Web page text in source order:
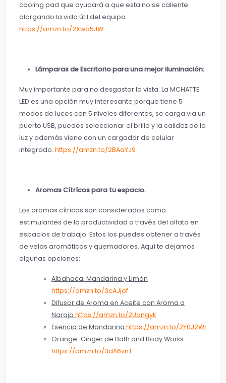
cooling pad que ayudará a que esta no se caliente
alargando la vida útil del equipo.
https://amzn.to/2Xwa5JW
Lámparas de Escritorio para una mejor iluminación:
Muy importante para no desgastar la vista. La MCHATTE
LED es una opción muy interesante porque tiene 5
modos de luces con 5 niveles diferentes, se carga via un
puerto USB, puedes seleccionar el brillo y la calidez de la
luz y además viene con un cargador de celular
integrado. https://amzn.to/2BAaYJ9
Aromas Cítrícos para tu espacio.
Los aromas cítricos son considerados como
estimulantes de la productividad a través del olfato en
espacios de trabajo. Estos los puedes obtener a través
de velas aromáticas y quemadores. Aquí te dejamos
algunas opciones:
Albahaca, Mandarina y Limón
https://amzn.to/3cAJjof
Difusor de Aroma en Aceite con Aroma a
Naraja https://amzn.to/2Uangyk
Esencia de Mandarina https://amzn.to/2Y0J2Wr
Orange-Ginger de Bath and Body Works
https://amzn.to/3dA6vnT